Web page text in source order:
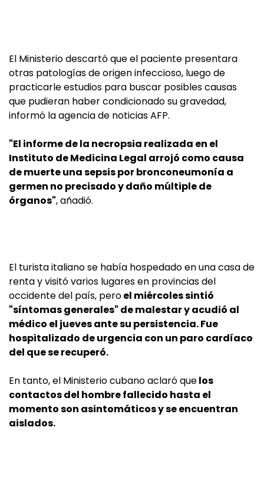
El Ministerio descartó que el paciente presentara
otras patologías de origen infeccioso, luego de
practicarle estudios para buscar posibles causas
que pudieran haber condicionado su gravedad,
informó la agencia de noticias AFP.
"El informe de la necropsia realizada en el
Instituto de Medicina Legal arrojó como causa
de muerte una sepsis por bronconeumonía a
germen no precisado y daño múltiple de
órganos", añadió.
El turista italiano se había hospedado en una casa de
renta y visitó varios lugares en provincias del
occidente del país, peroel miércoles sintió
"síntomas generales" de malestar y acudió al
médico el jueves ante su persistencia. Fue
hospitalizado de urgencia con un paro cardíaco
del que se recuperó.
En tanto, el Ministerio cubano aclaró quelos
contactos del hombre fallecido hasta el
momento son asintomáticos y se encuentran
aislados.